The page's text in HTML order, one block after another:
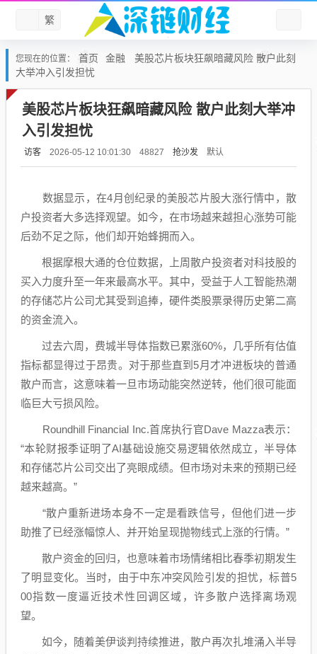
繁
您现在的位置： 首页 金融
美股芯片板块狂飙暗藏风险 散户此刻
大举冲入引发担忧
美股芯片板块狂飙暗藏风险 散户此刻大举冲
入引发担忧
访客 2026-05-12 10:01:30 48827 抢沙发 默认
数据显示，在4月创纪录的美股芯片股大涨行情中，散
户投资者大多选择观望。如今，在市场越来越担心涨势可能
后劲不足之际，他们却开始蜂拥而入。
根据摩根大通的仓位数据，上周散户投资者对科技股的
买入力度升至一年来最高水平。其中，受益于人工智能热潮
的存储芯片公司尤其受到追捧，硬件类股票录得历史第二高
的资金流入。
过去六周，费城半导体指数已累涨60%，几乎所有估值
指标都显得过于昂贵。对于那些直到5月才冲进板块的普通
散户而言，这意味着一旦市场动能突然逆转，他们很可能面
临巨大亏损风险。
Roundhill Financial Inc.首席执行官Dave Mazza表示：
“本轮财报季证明了AI基础设施交易逻辑依然成立，半导体
和存储芯片公司交出了亮眼成绩。但市场对未来的预期已经
越来越高。”
“散户重新进场本身不一定是看跌信号，但他们进一步
助推了已经涨幅惊人、并开始呈现抛物线式上涨的行情。”
散户资金的回归，也意味着市场情绪相比春季初期发生
了明显变化。当时，由于中东冲突风险引发的担忧，标普5
00指数一度逼近技术性回调区域，许多散户选择离场观
望。
如今，随着美伊谈判持续推进，散户再次扎堆涌入半导